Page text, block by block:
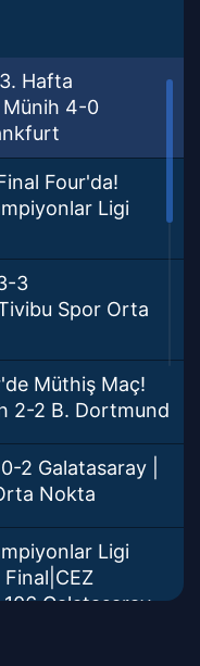
Hafta
4-0
Four'da!
Ligi
3
Spor Orta
Müthiş Maç!
2-2 B. Dortmund
2 Galatasaray |
Nokta
Ligi
Galatasaray